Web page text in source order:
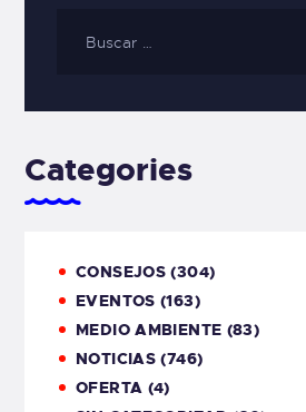
Categories
CONSEJOS (304)
EVENTOS (163)
MEDIO AMBIENTE (83)
NOTICIAS (746)
OFERTA (4)